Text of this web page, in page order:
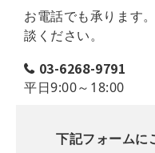
お電話でも承ります
談ください。
03-6268-9791
平日9:00～18:00
下記フォームに